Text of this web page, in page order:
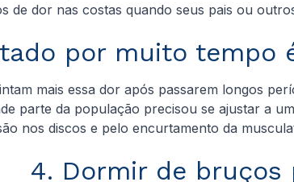
de dor nas costas quando seus pais ou
por muito tempo
mais essa dor após passarem longos
parte da população precisou se ajustar a
nos discos e pelo encurtamento da
4. Dormir de bruços